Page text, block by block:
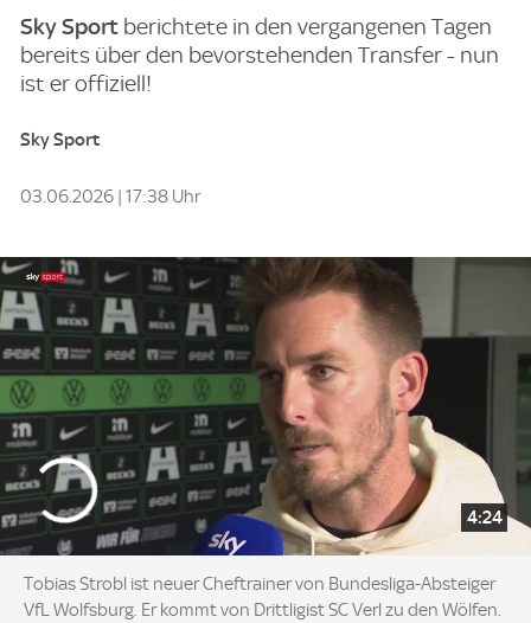
Sky Sport berichtete in den vergangenen Tagen
bereits über den bevorstehenden Transfer - nun
ist er offiziell!
Sky Sport
03.06.2026 | 17:38 Uhr
4:24
Tobias Strobl ist neuer Cheftrainer von Bundesliga-Absteiger
VfL Wolfsburg. Er kommt von Drittligist SC Verl zu den Wölfen.